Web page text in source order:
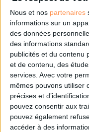
Nous et nos partenaires
informations sur un
des données
des informations
publicités et du contenu
et de contenu, des
services. Avec votre
mêmes pouvons utiliser
précises et
pouvez consentir aux
pouvez également
accéder à des
Fonction*
Votre courriel*
Téléphone
Votre société*